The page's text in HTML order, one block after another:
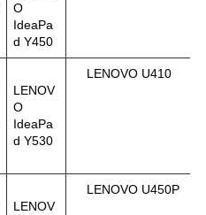
O
IdeaPa
d Y450
LENOV
O
IdeaPa
d Y530
LENOVO U410
LENOV
LENOVO U450P